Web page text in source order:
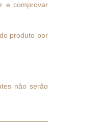
e comprovar
produto por
não serão